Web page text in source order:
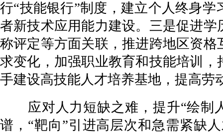
行“技能银行”制度，建立个人终身
者新技术应用能力建设。三是促进
称评定等方面关联，推进跨地区资
求变化，加强职业教育和技能培训
手建设高技能人才培养基地，提高劳
应对人力短缺之难，提升“绘制
谱，“靶向”引进高层次和急需紧缺